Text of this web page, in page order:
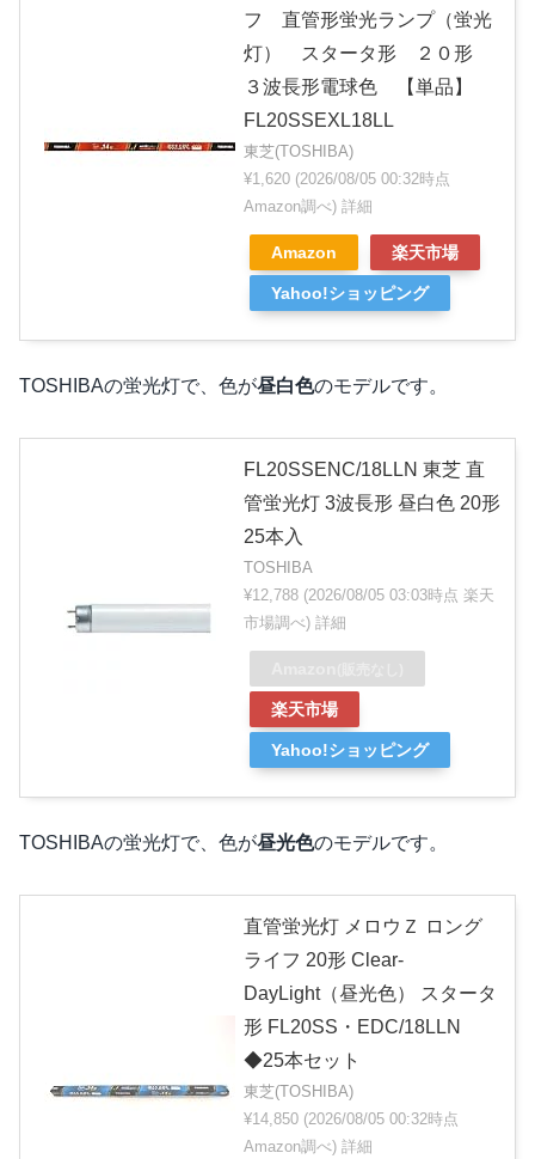
フ 直管形蛍光ランプ（蛍光
灯） スタータ形 ２０形
３波長形電球色 【単品】
FL20SSEXL18LL
東芝(TOSHIBA)
¥1,620 (2026/08/05 00:32時点
Amazon調べ) 詳細
Amazon 楽天市場
Yahoo!ショッピング
TOSHIBAの蛍光灯で、色が昼白色のモデルです。
FL20SSENC/18LLN 東芝 直
管蛍光灯 3波長形 昼白色 20形
25本入
TOSHIBA
¥12,788 (2026/08/05 03:03時点 楽天
市場調べ) 詳細
楽天市場
Yahoo!ショッピング
TOSHIBAの蛍光灯で、色が昼光色のモデルです。
直管蛍光灯 メロウＺ ロング
ライフ 20形 Clear-
DayLight（昼光色） スタータ
形 FL20SS・EDC/18LLN
◆25本セット
東芝(TOSHIBA)
¥14,850 (2026/08/05 00:32時点
Amazon調べ) 詳細